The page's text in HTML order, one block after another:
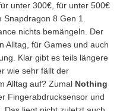
unter 300€, für unter 500€
Snapdragon 8 Gen 1.
nichts bemängeln. Der
Alltag, für Games und auch
Klar gibt es teils längere
wie sehr fällt der
Alltag auf? Zumal Nothing
Fingerabdrucksensor und